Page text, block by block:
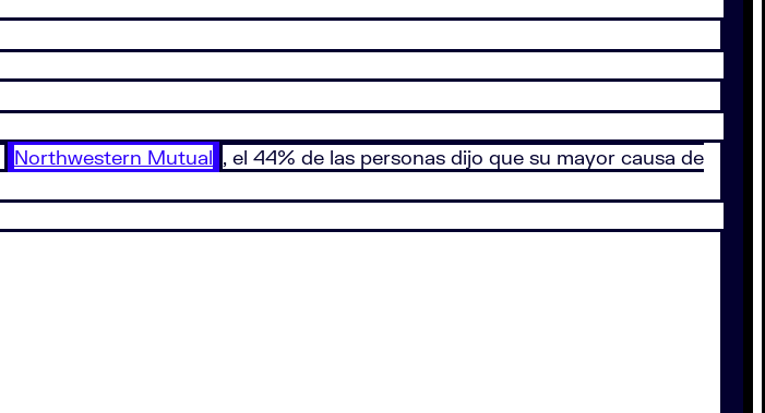
Northwestern Mutual , el 44% de las personas dijo que su mayor causa de